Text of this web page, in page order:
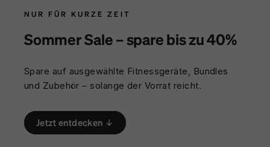
NUR FÜR KURZE ZEIT
Sommer Sale – spare bis zu 40%
Spare auf ausgewählte Fitnessgeräte, Bundles
und Zubehör – solange der Vorrat reicht.
Jetzt entdecken ↓